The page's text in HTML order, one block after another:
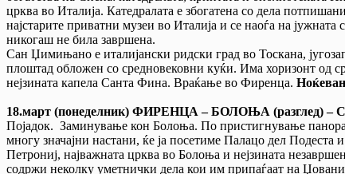
црква во Италија. Катедралата е збогатена со дела
најстарите приватни музеи во Италија и се наоѓа на
никогаш не била завршена.
Сан Џимињано е италијански ридски град во Тоскана,
плоштад обложен со средновековни куќи. Има хоризонт од
нејзината капела Санта Фина. Враќање во Фиренца.
18.март (понеделник) ФИРЕНЦА – БОЛОЊА (разглед)–
Појадок. Заминување кон Болоња. По пристигнување
многу значајни настани, ќе ја посетиме Палацо дел
Петрониј, најважната црква во Болоња и нејзината
содржи неколку уметнички дела кои им припаѓаат на